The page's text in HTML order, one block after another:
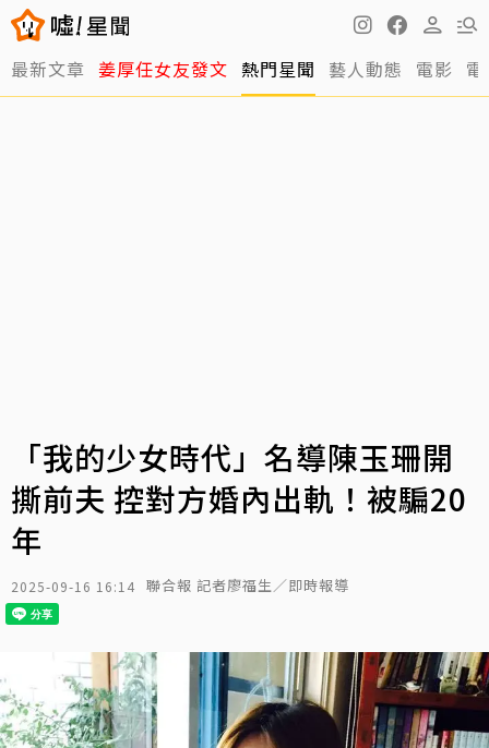
最新文章 姜厚任女友發文 熱門星聞 藝人動態 電影
「我的少女時代」名導陳玉珊開
撕前夫 控對方婚內出軌！被騙20
年
2025-09-16 16:14 聯合報 記者廖福生／即時報導